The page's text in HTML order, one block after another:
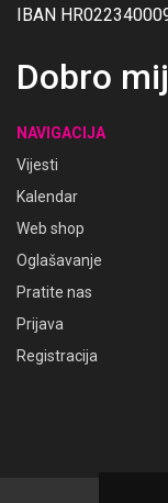
IBAN
Dobro
NAVIGACIJA
Vijesti
Kalendar
Web shop
Oglašavanje
Pratite nas
Prijava
Registracija